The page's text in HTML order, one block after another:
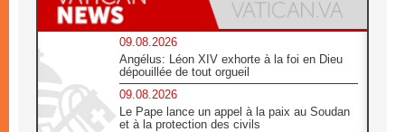
09.08.2026
Angélus: Léon XIV exhorte à la foi en Dieu
dépouillée de tout orgueil
09.08.2026
Le Pape lance un appel à la paix au Soudan
et à la protection des civils